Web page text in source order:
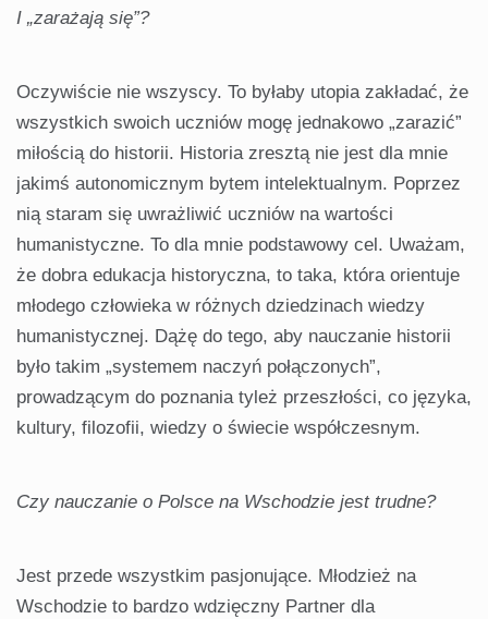
I „zarażają się”?
Oczywiście nie wszyscy. To byłaby utopia zakładać, że
wszystkich swoich uczniów mogę jednakowo „zarazić”
miłością do historii. Historia zresztą nie jest dla mnie
jakimś autonomicznym bytem intelektualnym. Poprzez
nią staram się uwrażliwić uczniów na wartości
humanistyczne. To dla mnie podstawowy cel. Uważam,
że dobra edukacja historyczna, to taka, która orientuje
młodego człowieka w różnych dziedzinach wiedzy
humanistycznej. Dążę do tego, aby nauczanie historii
było takim „systemem naczyń połączonych”,
prowadzącym do poznania tyleż przeszłości, co języka,
kultury, filozofii, wiedzy o świecie współczesnym.
Czy nauczanie o Polsce na Wschodzie jest trudne?
Jest przede wszystkim pasjonujące. Młodzież na
Wschodzie to bardzo wdzięczny Partner dla